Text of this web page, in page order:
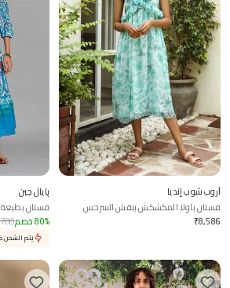
آروب شوب إنديا
فستان باولا المكشكش بنقش السرخس
₹8,586
پايال جين
فستان بطبعة
80% خصم
يتم الشحن